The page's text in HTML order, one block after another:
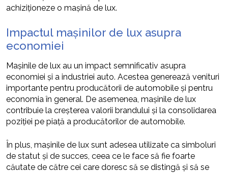
achiziționeze o mașină de lux.
Impactul mașinilor de lux asupra
economiei
Mașinile de lux au un impact semnificativ asupra
economiei și a industriei auto. Acestea generează venituri
importante pentru producătorii de automobile și pentru
economia în general. De asemenea, mașinile de lux
contribuie la creșterea valorii brandului și la consolidarea
poziției pe piață a producătorilor de automobile.
În plus, mașinile de lux sunt adesea utilizate ca simboluri
de statut și de succes, ceea ce le face să fie foarte
căutate de către cei care doresc să se distingă și să se